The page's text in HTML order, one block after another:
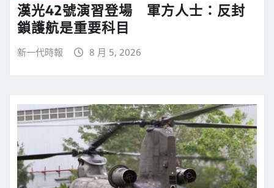
漢光42號演習登場 軍方人士：反封
鎖護航是重要科目
新一代時報 8 月 5, 2026